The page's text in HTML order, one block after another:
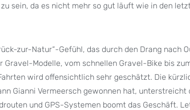
sein, da es nicht mehr so gut läuft wie in den
zur-Natur“-Gefühl, das durch den Drang nach
Modelle, vom schnellen Gravel-Bike bis
wird offensichtlich sehr geschätzt. Die
Gianni Vermeersch gewonnen hat, unterstreicht
und GPS-Systemen boomt das Geschäft.